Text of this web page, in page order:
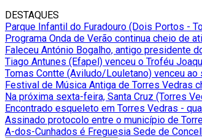
DESTAQUES
Parque Infantil do Furadouro (Dois Portos -
Programa Onda de Verão continua cheio de
Faleceu António Bogalho, antigo presidente
Tiago Antunes (Efapel) venceu o Troféu
Tomas Contte (Aviludo/Louletano) venceu ao
Festival de Música Antiga de Torres Vedras
Na próxima sexta-feira, Santa Cruz (Torres
Encontrado esqueleto em Torres Vedras -
Assinado protocolo entre o município de
A-dos-Cunhados é Freguesia Sede de